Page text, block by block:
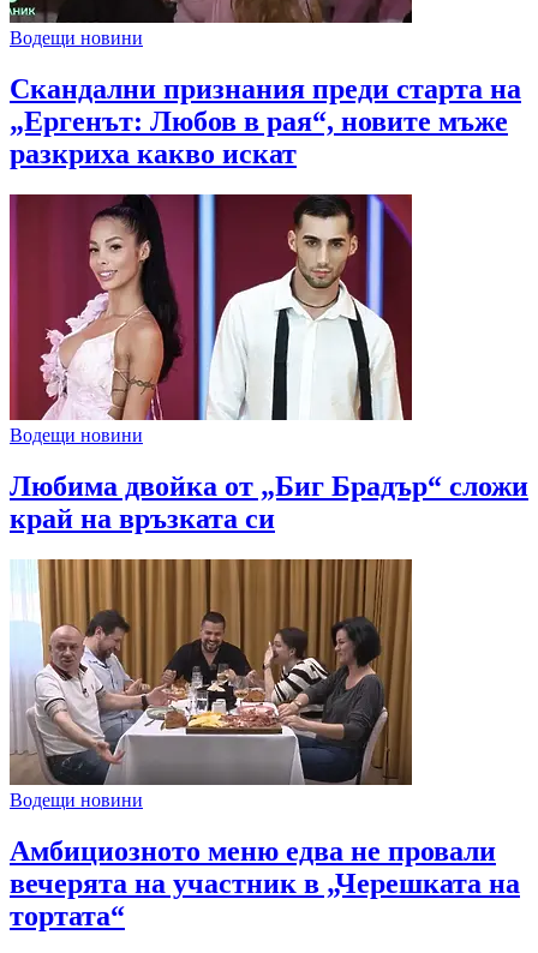
Водещи новини
Скандални признания преди старта на
„Ергенът: Любов в рая“, новите мъже
разкриха какво искат
Водещи новини
Любима двойка от „Биг Брадър“ сложи
край на връзката си
Водещи новини
Амбициозното меню едва не провали
вечерята на участник в „Черешката на
тортата“